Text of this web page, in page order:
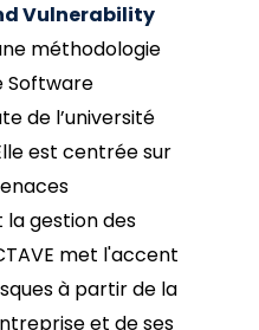
Vulnerability
méthodologie
Software
de l’université
est centrée sur
gestion des
met l'accent
à partir de la
et de ses